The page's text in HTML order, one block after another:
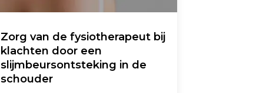
Zorg van de fysiotherapeut bij
klachten door een
slijmbeursontsteking in de
schouder